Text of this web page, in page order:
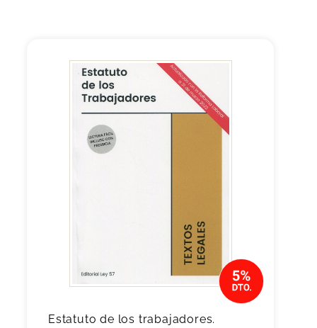
Estatuto de los trabajadores.